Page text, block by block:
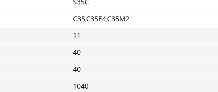
S35C
C35,C35E4,C35M2
11
40
40
1040